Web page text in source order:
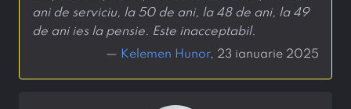
ani de serviciu, la 50 de ani, la 48 de ani, la 49
de ani ies la pensie. Este inacceptabil.
— Kelemen Hunor, 23 ianuarie 2025